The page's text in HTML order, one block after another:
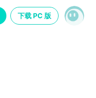
下载 PC 版